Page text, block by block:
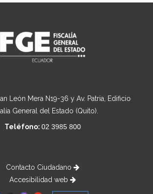
León Mera N19-36 y Av. Patria, Edificio
General del Estado (Quito).
Teléfono: 02 3985 800
Contacto Ciudadano
Accesibilidad web